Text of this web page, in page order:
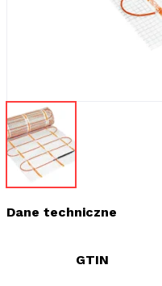
Dane techniczne
GTIN